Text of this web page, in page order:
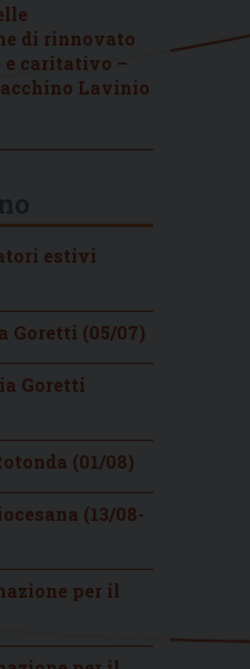
di rinnovato
caritativo –
Lavinio
estivi
Goretti (05/07)
Goretti
(01/08)
(13/08-
per il